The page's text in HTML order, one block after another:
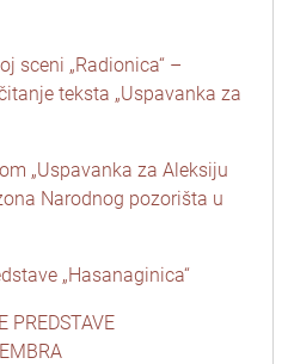
sceni „Radionica“ –
teksta „Uspavanka za
„Uspavanka za Aleksiju
Narodnog pozorišta u
„Hasanaginica“
PREDSTAVE